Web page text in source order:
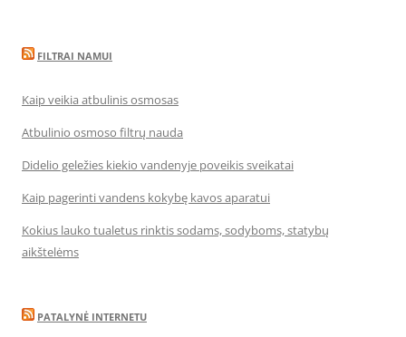
FILTRAI NAMUI
Kaip veikia atbulinis osmosas
Atbulinio osmoso filtrų nauda
Didelio geležies kiekio vandenyje poveikis sveikatai
Kaip pagerinti vandens kokybę kavos aparatui
Kokius lauko tualetus rinktis sodams, sodyboms, statybų
aikštelėms
PATALYNĖ INTERNETU